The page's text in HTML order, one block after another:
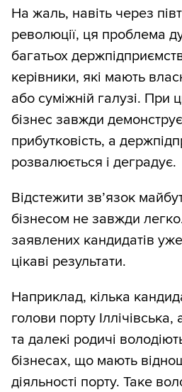
На жаль, навіть через
революції, ця проблема
багатьох
керівники, які мають
або суміжній галузі. При
бізнес завжди
прибутковість, а
розвалюється і деградує.
Відстежити зв’язок
бізнесом не завжди
заявлених кандидатів
цікаві результати.
Наприклад, кілька
голови порту Іллічівська,
та далекі родичі
бізнесах, що мають
діяльності порту. Таке